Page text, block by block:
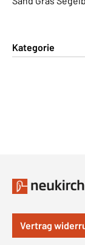
Kategorie
Vertrag